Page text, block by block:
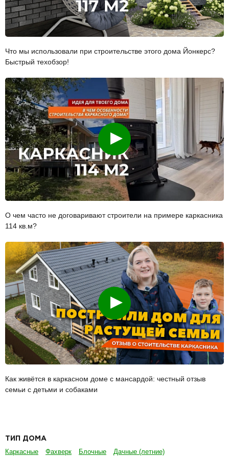
Что мы использовали при строительстве этого дома Йонкерс?
Быстрый техобзор!
Смотреть
О чем часто не договаривают строители на примере каркасника
114 кв.м?
Смотреть
Как живётся в каркасном доме с мансардой: честный отзыв
семьи с детьми и собаками
ТИП ДОМА
Каркасные Фахверк Блочные Дачные (летние)